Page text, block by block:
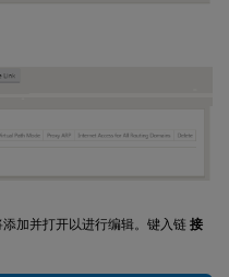
加并打开以进行编辑。键入链 接